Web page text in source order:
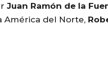
Juan Ramón de la
América del Norte,